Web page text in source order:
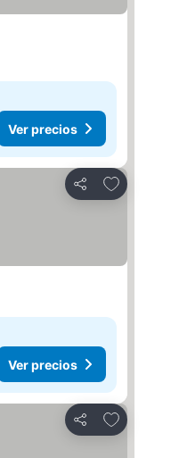
Ver precios
Compartir
Agregar a
Ver precios
Compartir
Agregar a